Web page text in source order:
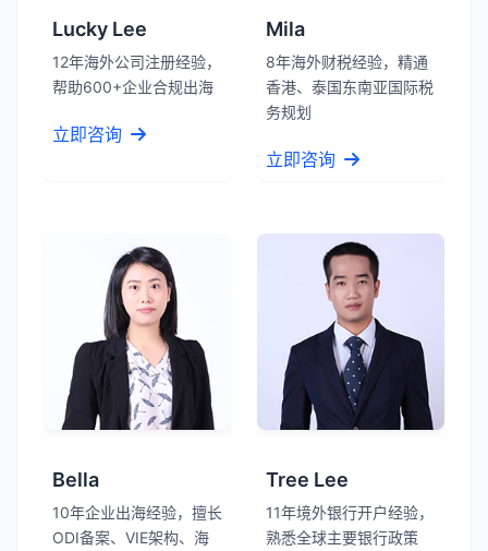
Lucky Lee
12年海外公司注册经验，
帮助600+企业合规出海
立即咨询
Mila
8年海外财税经验，精通
香港、泰国东南亚国际税
务规划
立即咨询
Bella
10年企业出海经验，擅长
ODI备案、VIE架构、海
Tree Lee
11年境外银行开户经验，
熟悉全球主要银行政策